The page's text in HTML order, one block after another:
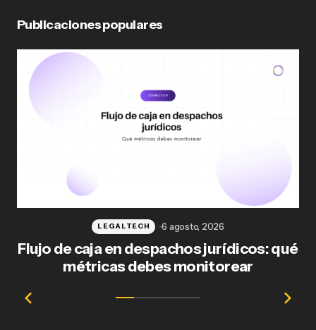
Publicaciones populares
Flujo de caja en despachos jurídicos: qué
métricas debes monitorear
LEGALTECH 6 agosto, 2026